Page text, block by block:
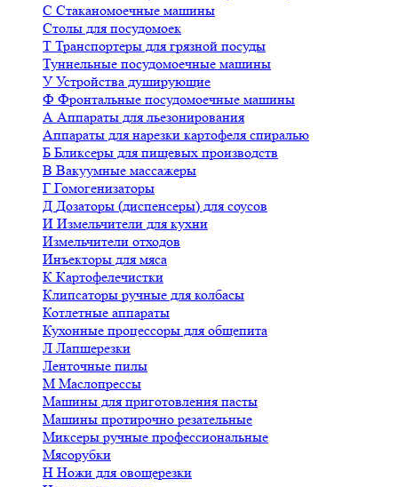
С Стаканомоечные машины
Столы для посудомоек
Т Транспортеры для грязной посуды
Туннельные посудомоечные машины
У Устройства душирующие
Ф Фронтальные посудомоечные машины
А Аппараты для льезонирования
Аппараты для нарезки картофеля спиралью
Б Бликсеры для пищевых производств
В Вакуумные массажеры
Г Гомогенизаторы
Д Дозаторы (диспенсеры) для соусов
И Измельчители для кухни
Измельчители отходов
Инъекторы для мяса
К Картофелечистки
Клипсаторы ручные для колбасы
Котлетные аппараты
Кухонные процессоры для общепита
Л Лапшерезки
Ленточные пилы
М Маслопрессы
Машины для приготовления пасты
Машины протирочно резательные
Миксеры ручные профессиональные
Мясорубки
Н Ножи для овощерезки